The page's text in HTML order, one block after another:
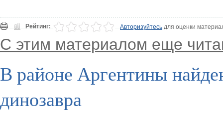
Рейтинг: Авторизуйтесьдля оценки
С этим материалом еще
В районе Аргентины
динозавра